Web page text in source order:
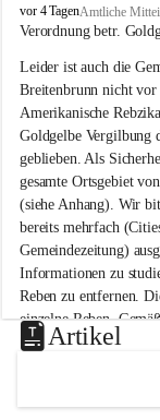
B
r
i
t
e
n
b
r
u
n
n
a
m
N
e
u
s
d
vor 4 TagenAmtliche
Verordnung betr.
Leider ist auch die
Breitenbrunn nicht vor
Amerikanische
Goldgelbe Vergilbung
geblieben. Als
gesamte Ortsgebiet
(siehe Anhang). Wir
bereits mehrfach
Gemeindezeitung)
Informationen zu
Reben zu entfernen.
einzelne Reben.
Weinbaugesetz sind
unzulässige
helfen wir zusammen
vor den
Artikel